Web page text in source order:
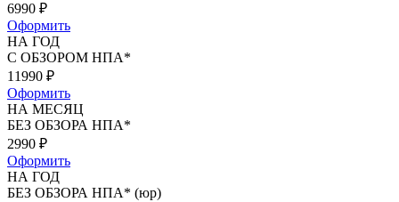
6990 ₽
Оформить
НА ГОД
С ОБЗОРОМ НПА*
11990 ₽
Оформить
НА МЕСЯЦ
БЕЗ ОБЗОРА НПА*
2990 ₽
Оформить
НА ГОД
БЕЗ ОБЗОРА НПА* (юр)